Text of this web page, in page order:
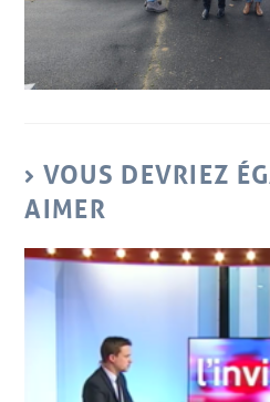
VOUS DEVRIEZ
AIMER